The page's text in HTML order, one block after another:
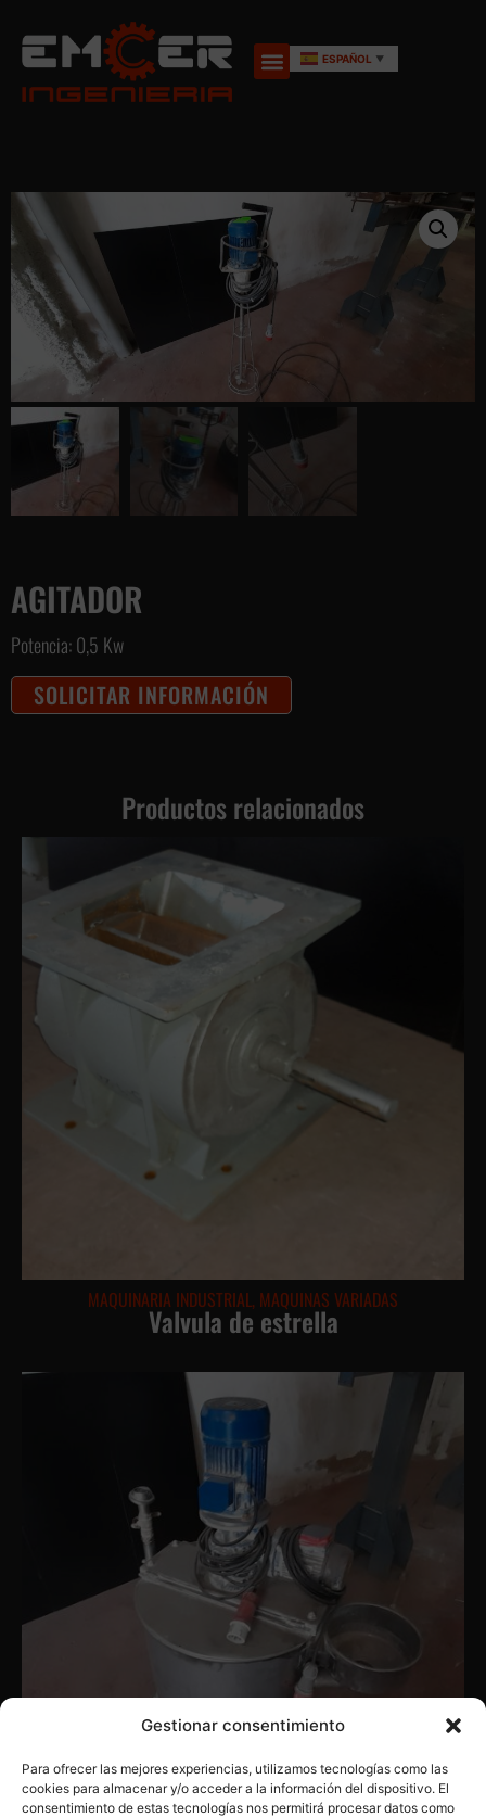
Gestionar consentimiento
Para ofrecer las mejores experiencias, utilizamos tecnologías como las
cookies para almacenar y/o acceder a la información del dispositivo. El
consentimiento de estas tecnologías nos permitirá procesar datos como
ESPAÑOL ▼
AGITADOR
Potencia: 0,5 Kw
SOLICITAR INFORMACIÓN
Productos relacionados
MAQUINARIA INDUSTRIAL, MAQUINAS VARIADAS
Valvula de estrella